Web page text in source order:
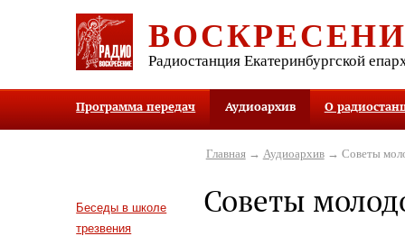
Радиостанция Екатеринбургской
Программа передач Аудиоархив О
Беседы в школе
трезвения
Главная→ Аудиоархив→ Советы
Советы